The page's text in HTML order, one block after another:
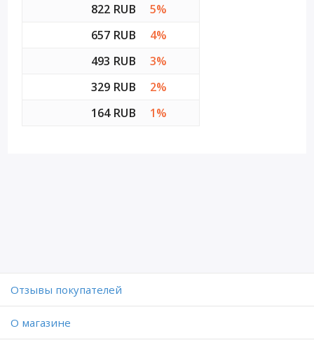
822 RUB
5%
657 RUB
4%
493 RUB
3%
329 RUB
2%
164 RUB
1%
Отзывы покупателей
O магазине